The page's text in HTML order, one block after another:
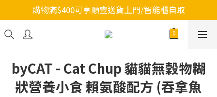
購物滿$400可享順豐送貨上門/智能櫃自取
byCAT - Cat Chup 貓貓無穀物糊
狀營養小食 賴氨酸配方 (吞拿魚